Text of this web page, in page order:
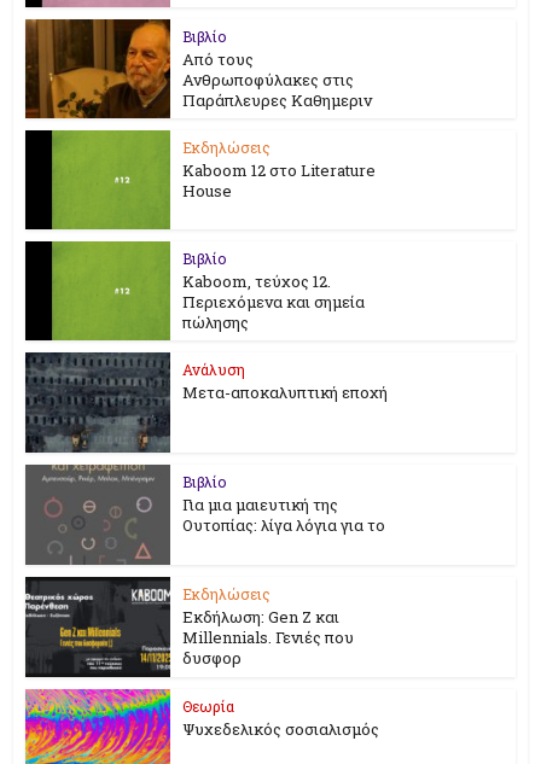
Βιβλίο
Από τους
Ανθρωποφύλακες στις
Παράπλευρες Καθημεριν
Εκδηλώσεις
Kaboom 12 στο Literature
House
Βιβλίο
Kaboom, τεύχος 12.
Περιεχόμενα και σημεία
πώλησης
Ανάλυση
Μετα-αποκαλυπτική εποχή
Βιβλίο
Για μια μαιευτική της
Ουτοπίας: λίγα λόγια για το
Εκδηλώσεις
Εκδήλωση: Gen Z και
Millennials. Γενιές που
δυσφορ
Θεωρία
Ψυχεδελικός σοσιαλισμός